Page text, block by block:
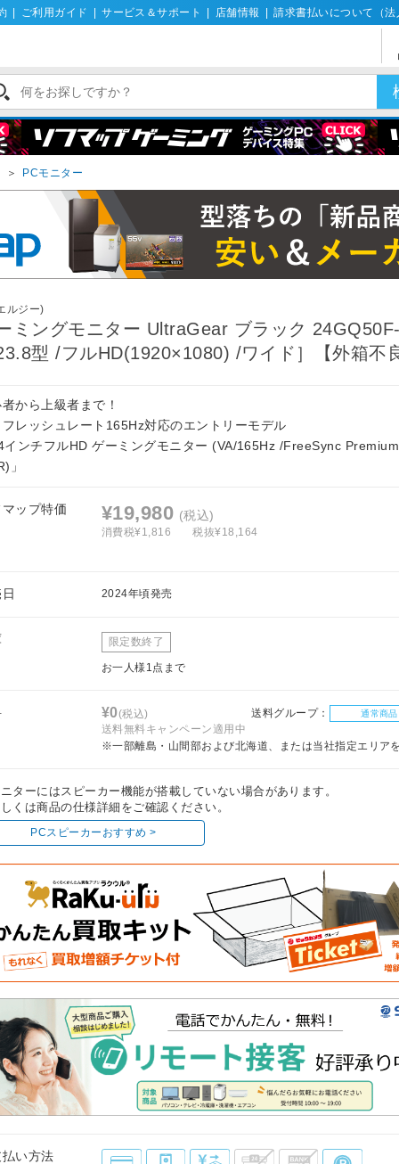
ご利用ガイド サービス＆サポート 店舗情報 請求書払いについて（法
＞ PCモニター
ルジー)
ミングモニター UltraGear ブラック
型 /フルHD(1920×1080) /ワイド］【外箱不
から上級者まで！
フレッシュレート165Hz対応のエントリーモデル
インチフルHD ゲーミングモニター (VA/165Hz /FreeSync
」
ップ特価 ¥19,980 (税込)
消費税¥1,816 税抜¥18,164
2024年頃発売
限定数終了
お一人様1点まで
¥0(税込) 送料グループ： 通常商品
送料無料キャンペーン適用中
※一部離島・山間部および北海道、または当社指定エリア
ターにはスピーカー機能が搭載していない場合があります。
は商品の仕様詳細をご確認ください。
PCスピーカーおすすめ >
い方法